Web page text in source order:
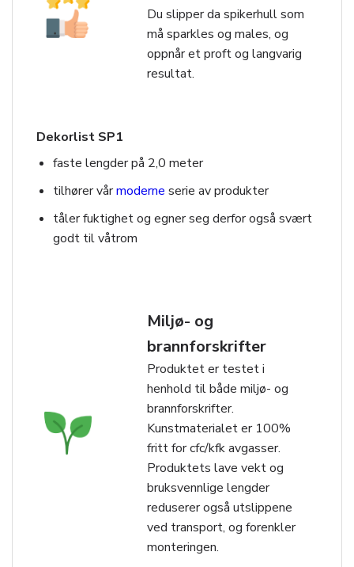
Du slipper da spikerhull som
må sparkles og males, og
oppnår et proft og langvarig
resultat.
Dekorlist SP1
faste lengder på 2,0 meter
tilhører vårmoderne serie av produkter
tåler fuktighet og egner seg derfor også svært
godt til våtrom
Miljø- og
brannforskrifter
Produktet er testet i
henhold til både miljø- og
brannforskrifter.
Kunstmaterialet er 100%
fritt for cfc/kfk avgasser.
Produktets lave vekt og
bruksvennlige lengder
reduserer også utslippene
ved transport, og forenkler
monteringen.